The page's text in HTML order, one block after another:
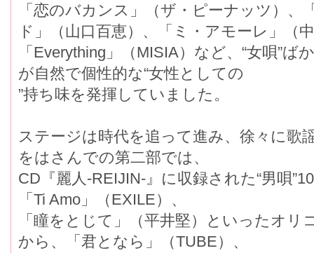
「恋のバカンス」（ザ・ピーナッツ）
ド」（山口百恵）、「ミ・アモーレ」（
「Everything」（MISIA）など、“女唄”
が自然で個性的な“女性としての
”持ち味を発揮していました。
ステージは時代を追って進み、徐々に歌
をはさんでの第二部では、
CD『麗人-REIJIN-』に収録された“男唄
「Ti Amo」（EXILE）、
「瞳をとじて」（平井堅）といったオ
から、「君となら」（TUBE）、